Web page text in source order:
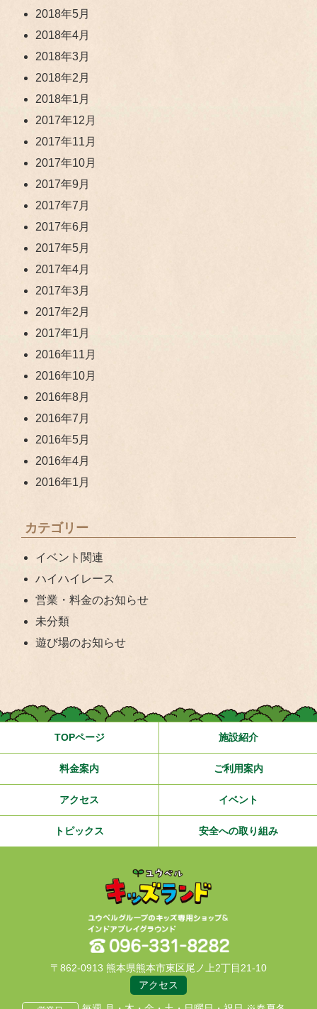
2018年5月
2018年4月
2018年3月
2018年2月
2018年1月
2017年12月
2017年11月
2017年10月
2017年9月
2017年7月
2017年6月
2017年5月
2017年4月
2017年3月
2017年2月
2017年1月
2016年11月
2016年10月
2016年8月
2016年7月
2016年5月
2016年4月
2016年1月
カテゴリー
イベント関連
ハイハイレース
営業・料金のお知らせ
未分類
遊び場のお知らせ
TOPページ 施設紹介
料金案内 ご利用案内
アクセス イベント
トピックス 安全への取り組み
〒862-0913 熊本県熊本市東区尾ノ上2丁目21-10
アクセス